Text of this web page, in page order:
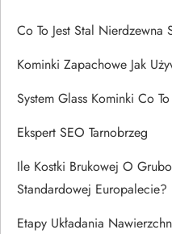
Co To Jest Stal Nierdzewna
Kominki Zapachowe Jak
System Glass Kominki Co To
Ekspert SEO Tarnobrzeg
Ile Kostki Brukowej O
Standardowej Europalecie?
Etapy Układania